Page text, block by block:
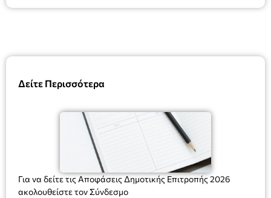
Δείτε Περισσότερα
Για να δείτε τις Αποφάσεις Δημοτικής Επιτροπής 2026
ακολουθείστε τον Σύνδεσμο